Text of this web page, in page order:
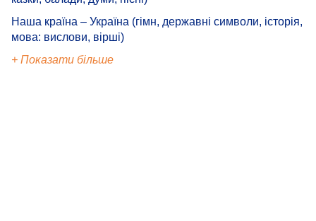
Наша країна – Україна (гімн, державні символи, історія,
мова: вислови, вірші)
+ Показати більше